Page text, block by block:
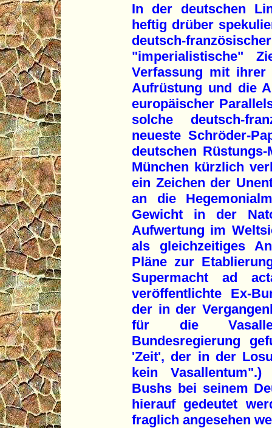
In der deutschen
heftig drüber
deutsch-
"imperialistische"
Verfassung mit ihrer
Aufrüstung und die
europäischer
solche deutsch-
neueste Schröder-
deutschen
München kürzlich
ein Zeichen der
an die
Gewicht in der
Aufwertung im
als gleichzeitiges
Pläne zur
Supermacht ad
veröffentlichte Ex-
der in der
für die
Bundesregierung
'Zeit', der in der
kein
Bushs bei seinem
hierauf gedeutet
fraglich angesehen